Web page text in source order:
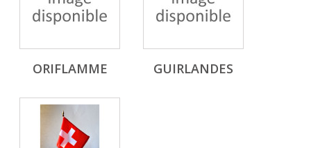
ORIFLAMME GUIRLANDES